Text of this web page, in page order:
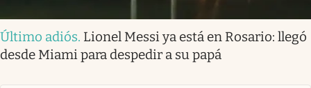
Último adiós. Lionel Messi ya está en Rosario: llegó
desde Miami para despedir a su papá